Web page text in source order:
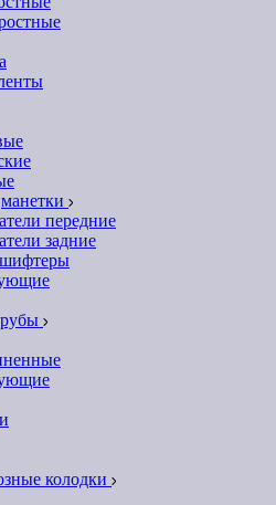
передние
задние
колодки